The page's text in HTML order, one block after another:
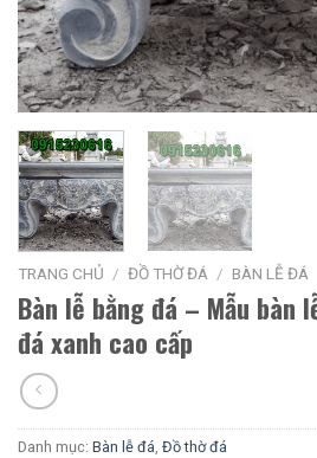
TRANG CHỦ / ĐỒ THỜ ĐÁ / BÀN LỄ ĐÁ
Bàn lễ bằng đá – Mẫu bàn
đá xanh cao cấp
Danh mục: Bàn lễ đá, Đồ thờ đá